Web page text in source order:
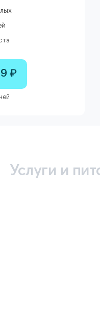
₽
Услуги и